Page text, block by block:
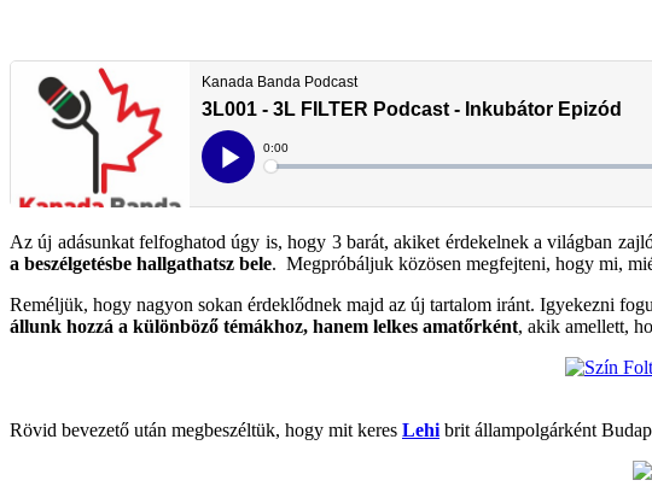
Az új adásunkat felfoghatod úgy is, hogy 3 barát, akiket érdekelnek a világban
a beszélgetésbe hallgathatsz bele. Megpróbáljuk közösen megfejteni, hogy mi,
Reméljük, hogy nagyon sokan érdeklődnek majd az új tartalom iránt. Igyekezni
állunk hozzá a különböző témákhoz, hanem lelkes amatőrként, akik amellett,
Rövid bevezető után megbeszéltük, hogy mit keres Lehi brit állampolgárként